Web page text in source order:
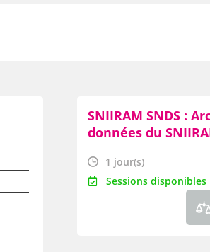
SNIIRAM SNDS :
données du
1 jour(s)
Sessions disponibles